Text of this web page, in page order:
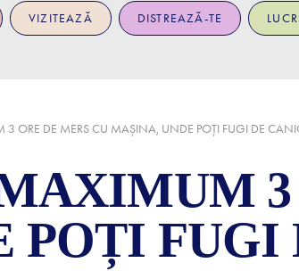
VIZITEAZĂ DISTREAZĂ-TE
ORE DE MERS CU MAȘINA, UNDE POȚI FUGI DE
3
POȚI